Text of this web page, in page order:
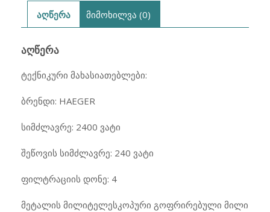
აღწერა
მიმოხილვა (0)
ᲐᲦᲬᲔᲠᲐ
ტექნიკური მახასიათებლები:
ბრენდი: HAEGER
სიმძლავრე: 2400 ვატი
შეწოვის სიმძლავრე: 240 ვატი
ფილტრაციის დონე: 4
მეტალის მილიტელესკოპური გოფრირებული მილი